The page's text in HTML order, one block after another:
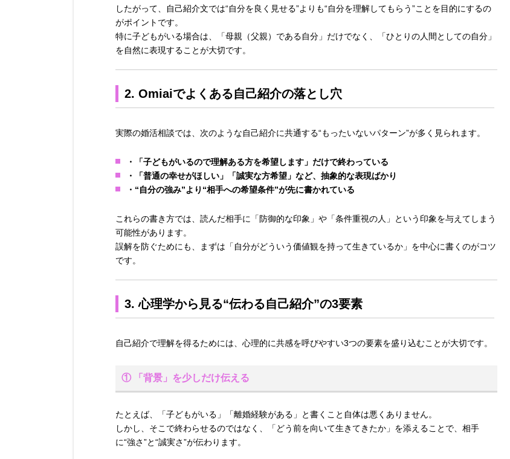
したがって、自己紹介文では“自分を良く見せる”よりも“自分を理解してもらう”ことを目的にするの
がポイントです。
特に子どもがいる場合は、「母親（父親）である自分」だけでなく、「ひとりの人間としての自分」
を自然に表現することが大切です。
2. Omiaiでよくある自己紹介の落とし穴
実際の婚活相談では、次のような自己紹介に共通する“もったいないパターン”が多く見られます。
・「子どもがいるので理解ある方を希望します」だけで終わっている
・「普通の幸せがほしい」「誠実な方希望」など、抽象的な表現ばかり
・“自分の強み”より“相手への希望条件”が先に書かれている
これらの書き方では、読んだ相手に「防御的な印象」や「条件重視の人」という印象を与えてしまう
可能性があります。
誤解を防ぐためにも、まずは「自分がどういう価値観を持って生きているか」を中心に書くのがコツ
です。
3. 心理学から見る“伝わる自己紹介”の3要素
自己紹介で理解を得るためには、心理的に共感を呼びやすい3つの要素を盛り込むことが大切です。
① 「背景」を少しだけ伝える
たとえば、「子どもがいる」「離婚経験がある」と書くこと自体は悪くありません。
しかし、そこで終わらせるのではなく、「どう前を向いて生きてきたか」を添えることで、相手
に“強さ”と“誠実さ”が伝わります。